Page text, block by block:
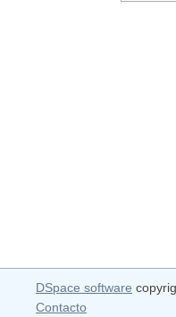
DSpace software
Contacto